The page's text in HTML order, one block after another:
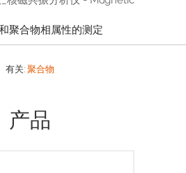
聚合物相属性的测定
有关: 聚合物
产品